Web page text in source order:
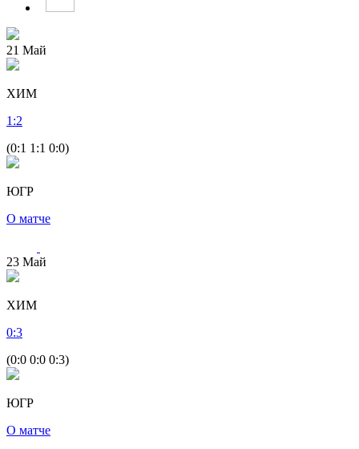
21 Май
ХИМ
1 :2
(0:1 1:1 0:0)
ЮГР
О матче
23 Май
ХИМ
0:3
(0:0 0:0 0:3)
ЮГР
О матче